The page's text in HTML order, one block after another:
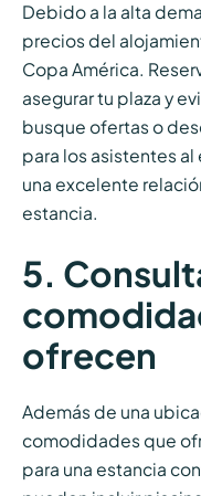
Debido a la alta
precios del
Copa América.
asegurar tu plaza y
busque ofertas o
para los asistentes
una excelente
estancia.
5.
ofrecen
Además de una
comodidades que
para una estancia